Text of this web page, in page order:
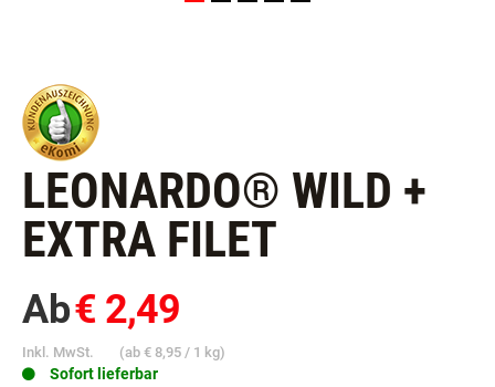
LEONARDO® WILD +
EXTRA FILET
Ab€ 2,49
Inkl. MwSt. (ab € 8,95 / 1 kg)
Sofort lieferbar